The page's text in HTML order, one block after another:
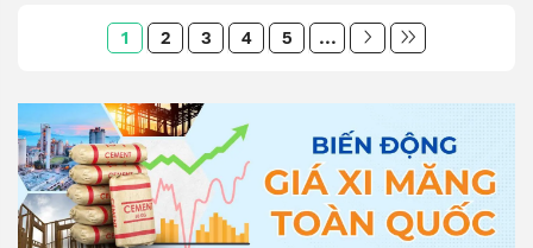
1 2 3 4 5 ...